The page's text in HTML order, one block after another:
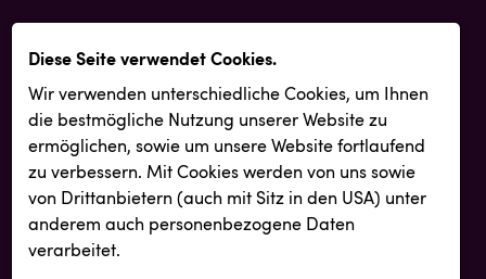
Diese Seite verwendet Cookies.
Wir verwenden unterschiedliche Cookies, um Ihnen
die best­mögliche Nutzung unserer Website zu
ermöglichen, sowie um unsere Website fortlaufend
zu verbessern. Mit Cookies werden von uns sowie
von Drittanbietern (auch mit Sitz in den USA) unter
anderem auch personenbezogene Daten
verarbeitet.